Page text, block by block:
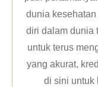
dunia
diri dalam dunia
untuk terus
yang akurat,
di sini untuk